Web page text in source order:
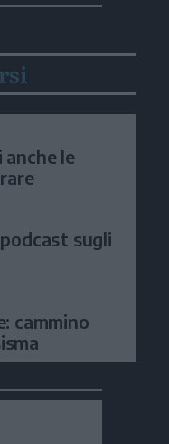
anche le
podcast sugli
cammino